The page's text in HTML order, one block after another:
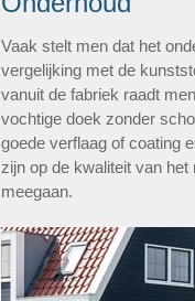
Vaak stelt men dat het
vergelijking met de
vanuit de fabriek raadt
vochtige doek zonder
goede verflaag of coating
zijn op de kwaliteit van
meegaan.